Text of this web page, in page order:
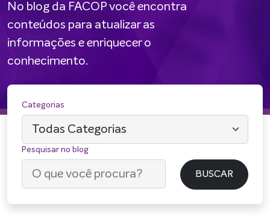
No blog da FACOP você encontra
conteúdos para atualizar as
informações e enriquecer o
conhecimento.
Categorias
Pesquisar no blog
BUSCAR